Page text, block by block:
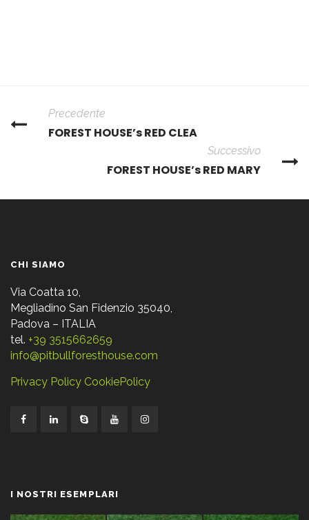
Precedente
FOREST HOUSE’s RED CLEA
Successivo
FOREST HOUSE’s RED MARY
CHI SIAMO
Via Coatta 10,
Megliadino San Fidenzio 35040,
Padova – ITALIA
tel. +39 3515662659
info@pitbullforesthouse.com
Privacy Policy CookiePolicy
I NOSTRI ESEMPLARI